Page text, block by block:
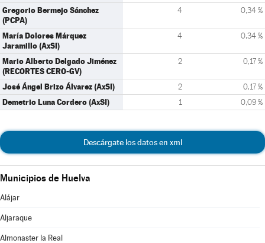
Gregorio Bermejo Sánchez
(PCPA)
4 0,34 %
María Dolores Márquez
Jaramillo (AxSI)
4 0,34 %
Mario Alberto Delgado Jiménez
(RECORTES CERO-GV)
2 0,17 %
José Ángel Brizo Álvarez (AxSI) 2 0,17 %
Demetrio Luna Cordero (AxSI) 1 0,09 %
Descárgate los datos en xml
Municipios de Huelva
Alájar
Aljaraque
Almonaster la Real